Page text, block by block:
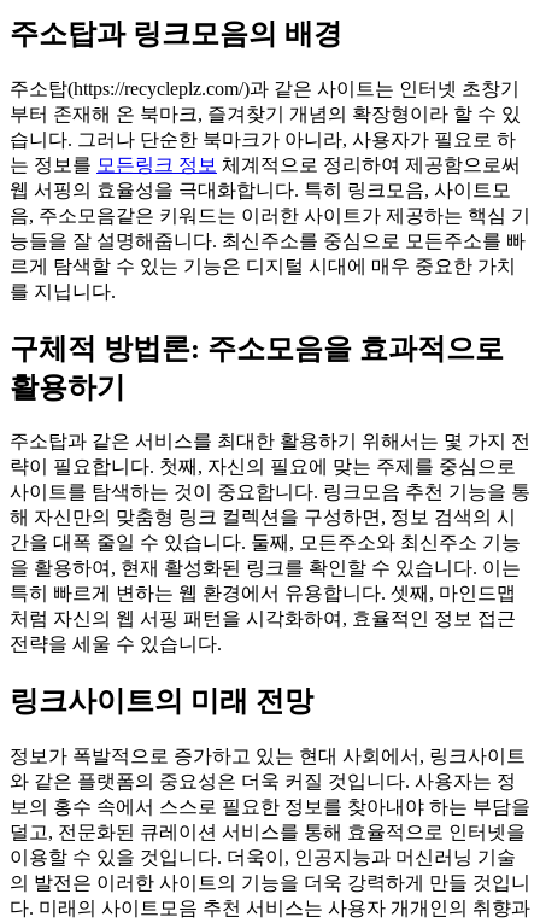
주소탑과 링크모음의 배경
주소탑(https://recycleplz.com/)과 같은 사이트는 인터넷 초창기
부터 존재해 온 북마크, 즐겨찾기 개념의 확장형이라 할 수 있
습니다. 그러나 단순한 북마크가 아니라, 사용자가 필요로 하
는 정보를 모든링크 정보 체계적으로 정리하여 제공함으로써
웹 서핑의 효율성을 극대화합니다. 특히 링크모음, 사이트모
음, 주소모음같은 키워드는 이러한 사이트가 제공하는 핵심 기
능들을 잘 설명해줍니다. 최신주소를 중심으로 모든주소를 빠
르게 탐색할 수 있는 기능은 디지털 시대에 매우 중요한 가치
를 지닙니다.
구체적 방법론: 주소모음을 효과적으로
활용하기
주소탑과 같은 서비스를 최대한 활용하기 위해서는 몇 가지 전
략이 필요합니다. 첫째, 자신의 필요에 맞는 주제를 중심으로
사이트를 탐색하는 것이 중요합니다. 링크모음 추천 기능을 통
해 자신만의 맞춤형 링크 컬렉션을 구성하면, 정보 검색의 시
간을 대폭 줄일 수 있습니다. 둘째, 모든주소와 최신주소 기능
을 활용하여, 현재 활성화된 링크를 확인할 수 있습니다. 이는
특히 빠르게 변하는 웹 환경에서 유용합니다. 셋째, 마인드맵
처럼 자신의 웹 서핑 패턴을 시각화하여, 효율적인 정보 접근
전략을 세울 수 있습니다.
링크사이트의 미래 전망
정보가 폭발적으로 증가하고 있는 현대 사회에서, 링크사이트
와 같은 플랫폼의 중요성은 더욱 커질 것입니다. 사용자는 정
보의 홍수 속에서 스스로 필요한 정보를 찾아내야 하는 부담을
덜고, 전문화된 큐레이션 서비스를 통해 효율적으로 인터넷을
이용할 수 있을 것입니다. 더욱이, 인공지능과 머신러닝 기술
의 발전은 이러한 사이트의 기능을 더욱 강력하게 만들 것입니
다. 미래의 사이트모음 추천 서비스는 사용자 개개인의 취향과